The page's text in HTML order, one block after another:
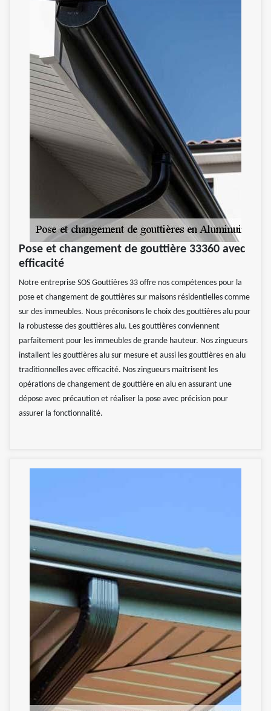
Pose et changement de gouttière 33360 avec
efficacité
Notre entreprise SOS Gouttières 33 offre nos compétences pour la
pose et changement de gouttières sur maisons résidentielles comme
sur des immeubles. Nous préconisons le choix des gouttières alu pour
la robustesse des gouttières alu. Les gouttières conviennent
parfaitement pour les immeubles de grande hauteur. Nos zingueurs
installent les gouttières alu sur mesure et aussi les gouttières en alu
traditionnelles avec efficacité. Nos zingueurs maitrisent les
opérations de changement de gouttière en alu en assurant une
dépose avec précaution et réaliser la pose avec précision pour
assurer la fonctionnalité.